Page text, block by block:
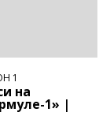
1
на
1» |